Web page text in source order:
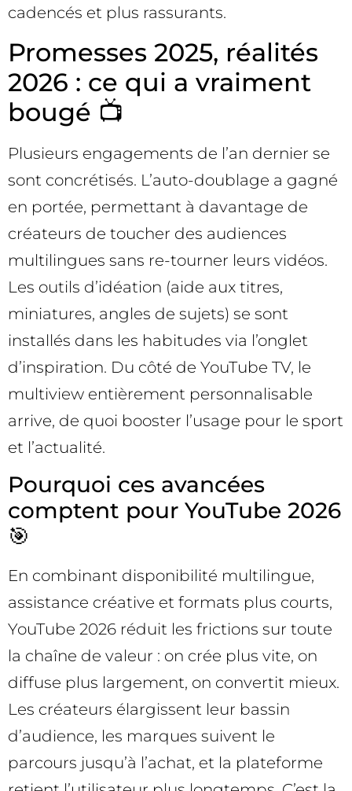
cadencés et plus rassurants.
Promesses 2025, réalités
2026 : ce qui a vraiment
bougé 📺
Plusieurs engagements de l’an dernier se
sont concrétisés. L’auto-doublage a gagné
en portée, permettant à davantage de
créateurs de toucher des audiences
multilingues sans re-tourner leurs vidéos.
Les outils d’idéation (aide aux titres,
miniatures, angles de sujets) se sont
installés dans les habitudes via l’onglet
d’inspiration. Du côté de YouTube TV, le
multiview entièrement personnalisable
arrive, de quoi booster l’usage pour le sport
et l’actualité.
Pourquoi ces avancées
comptent pour YouTube 2026
🎯
En combinant disponibilité multilingue,
assistance créative et formats plus courts,
YouTube 2026 réduit les frictions sur toute
la chaîne de valeur : on crée plus vite, on
diffuse plus largement, on convertit mieux.
Les créateurs élargissent leur bassin
d’audience, les marques suivent le
parcours jusqu’à l’achat, et la plateforme